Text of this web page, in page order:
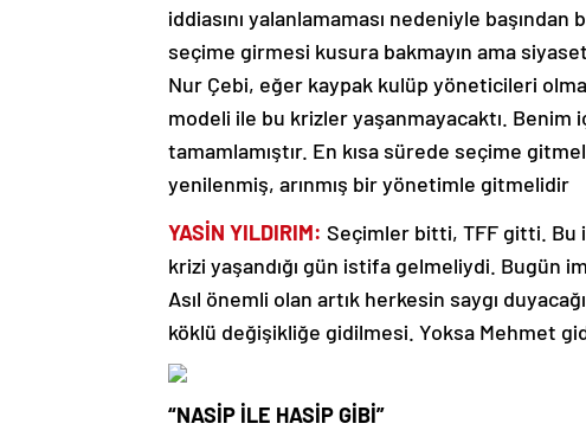
iddiasını yalanlamaması nedeniyle
seçime girmesi kusura bakmayın ama
Nur Çebi, eğer kaypak kulüp yöneticileri
modeli ile bu krizler yaşanmayacaktı.
tamamlamıştır. En kısa sürede seçime
yenilenmiş, arınmış bir yönetimle gitmelidir
YASİN YILDIRIM: Seçimler bitti, TFF gitti. Bu
krizi yaşandığı gün istifa gelmeliydi. Bugün
Asıl önemli olan artık herkesin saygı
köklü değişikliğe gidilmesi. Yoksa Mehmet
“NASİP İLE HASİP GİBİ”